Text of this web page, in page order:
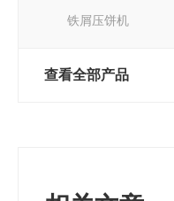
铁屑压饼机
查看全部产品